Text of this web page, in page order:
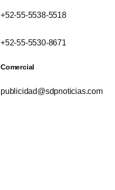
+52-55-5538-5518
+52-55-5530-8671
Comercial
publicidad@sdpnoticias.com